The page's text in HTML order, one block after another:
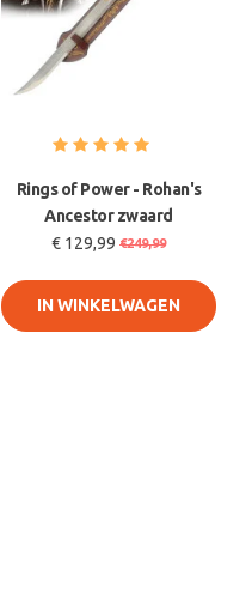
Rings of Power - Rohan's
Ancestor zwaard
€ 129,99 €249,99
IN WINKELWAGEN